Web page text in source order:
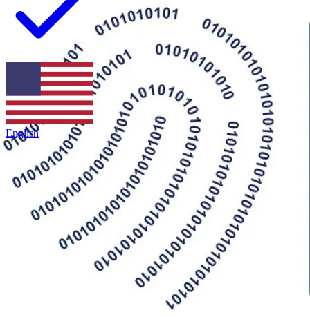
English
Já parou para pensar em como tornar suas assinaturas digitais mais
seguras? Existe um jeito de melhorar essa segurança sem complicar
a vida de quem vai assinar? A segurança digital é um tema
importante para empresas de todos os tamanhos.